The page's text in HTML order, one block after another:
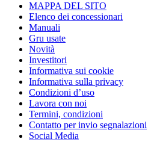
MAPPA DEL SITO
Elenco dei concessionari
Manuali
Gru usate
Novità
Investitori
Informativa sui cookie
Informativa sulla privacy
Condizioni d’uso
Lavora con noi
Termini, condizioni
Contatto per invio segnalazioni
Social Media